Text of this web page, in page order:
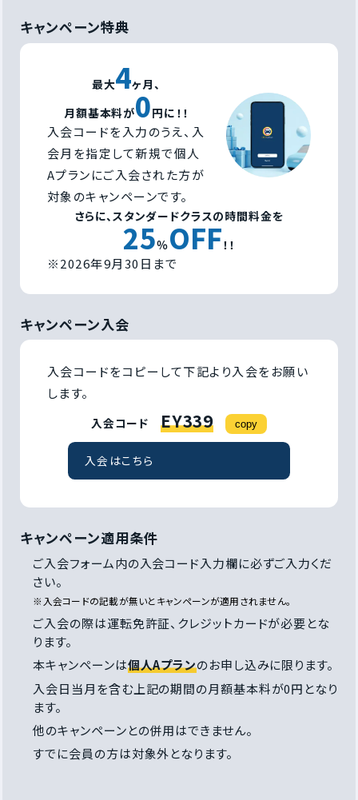
キャンペーン特典
最大4ヶ月、
月額基本料が0円に！！
入会コードを入力のうえ、入
会月を指定して新規で個人
Aプランにご入会された方が
対象のキャンペーンです。
さらに、スタンダードクラスの時間料金を
25％OFF！！
※2026年9月30日まで
キャンペーン入会
入会コードをコピーして下記より入会をお願い
します。
入会コード EY339 copy
入会はこちら
キャンペーン適用条件
ご入会フォーム内の入会コード入力欄に必ずご入力くだ
さい。
※入会コードの記載が無いとキャンペーンが適用されません。
ご入会の際は運転免許証、クレジットカードが必要とな
ります。
本キャンペーンは個人Aプランのお申し込みに限ります。
入会日当月を含む上記の期間の月額基本料が0円となり
ます。
他のキャンペーンとの併用はできません。
すでに会員の方は対象外となります。